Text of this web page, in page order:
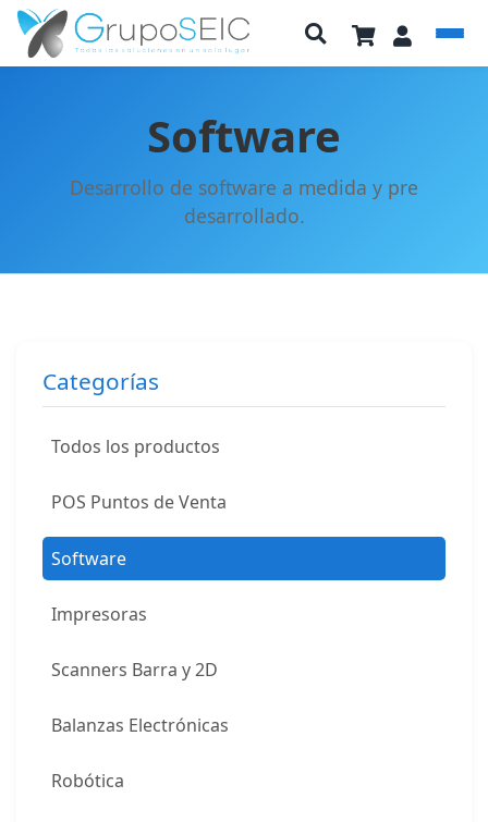
Software
Desarrollo de software a medida y pre
desarrollado.
Categorías
Todos los productos
POS Puntos de Venta
Software
Impresoras
Scanners Barra y 2D
Balanzas Electrónicas
Robótica